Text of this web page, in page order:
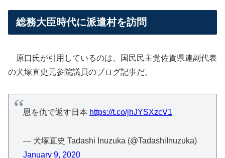
総務大臣時代に派遣村を訪問
原口氏が引用しているのは、国民民主党佐賀県連副代表
の犬塚直史元参院議員のブログ記事だ。
恩を仇で返す日本 https://t.co/jhJYSXzcV1
— 犬塚直史 Tadashi Inuzuka (@TadashiInuzuka)
January 9, 2020